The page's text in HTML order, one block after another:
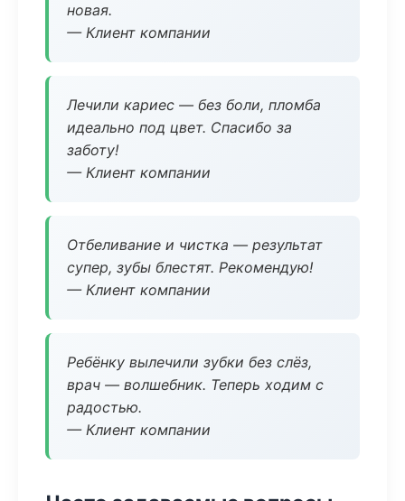
новая.
— Клиент компании
Лечили кариес — без боли, пломба
идеально под цвет. Спасибо за
заботу!
— Клиент компании
Отбеливание и чистка — результат
супер, зубы блестят. Рекомендую!
— Клиент компании
Ребёнку вылечили зубки без слёз,
врач — волшебник. Теперь ходим с
радостью.
— Клиент компании